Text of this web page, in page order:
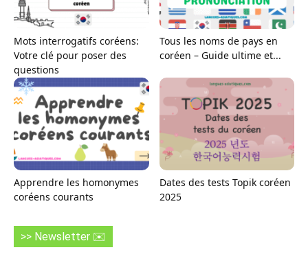
Mots interrogatifs coréens:
Votre clé pour poser des
questions
Tous les noms de pays en
coréen – Guide ultime et...
Apprendre les homonymes
coréens courants
Dates des tests Topik coréen
2025
>> Newsletter ✉️